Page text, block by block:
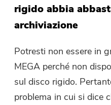
rigido abbia
archiviazione
Potresti non essere in
MEGA perché non
sul disco rigido.
problema in cui si dice